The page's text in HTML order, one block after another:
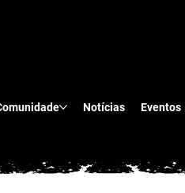
Notícias Eventos